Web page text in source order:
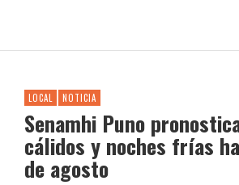
LOCAL NOTICIA
Senamhi Puno
cálidos y noches frías
de agosto